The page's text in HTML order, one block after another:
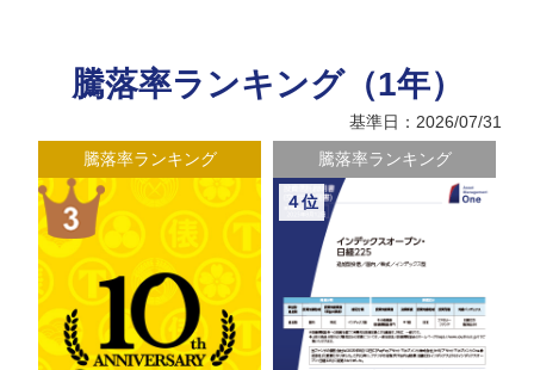
騰落率ランキング（1年）
基準日：2026/07/31
騰落率ランキング
騰落率ランキング
４位